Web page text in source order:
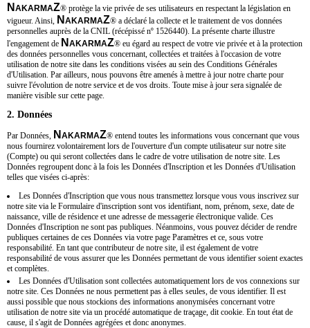
N AKARMAZ® protège la vie privée de ses utilisateurs en respectant la législation en
vigueur. Ainsi,
N AKARMAZ® a déclaré la collecte et le traitement de vos données
personnelles auprès de la CNIL (récépissé nº 1526440). La présente charte illustre
l'engagement de N AKARMAZ® eu égard au respect de votre vie privée et à la protection
des données personnelles vous concernant, collectées et traitées à l'occasion de votre
utilisation de notre site dans les conditions visées au sein des Conditions Générales
d'Utilisation. Par ailleurs, nous pouvons être amenés à mettre à jour notre charte pour
suivre l'évolution de notre service et de vos droits. Toute mise à jour sera signalée de
manière visible sur cette page.
2. Données
Par Données, N AKARMAZ® entend toutes les informations vous concernant que vous
nous fournirez volontairement lors de l'ouverture d'un compte utilisateur sur notre site
(Compte) ou qui seront collectées dans le cadre de votre utilisation de notre site. Les
Données regroupent donc à la fois les Données d'Inscription et les Données d'Utilisation
telles que visées ci-après:
Les Données d'Inscription que vous nous transmettez lorsque vous vous inscrivez sur
notre site via le Formulaire d'inscription sont vos identifiant, nom, prénom, sexe, date de
naissance, ville de résidence et une adresse de messagerie électronique valide. Ces
Données d'Inscription ne sont pas publiques. Néanmoins, vous pouvez décider de rendre
publiques certaines de ces Données via votre page Paramètres et ce, sous votre
responsabilité. En tant que contributeur de notre site, il est également de votre
responsabilité de vous assurer que les Données permettant de vous identifier soient exactes
et complètes.
Les Données d'Utilisation sont collectées automatiquement lors de vos connexions sur
notre site. Ces Données ne nous permettent pas à elles seules, de vous identifier. Il est
aussi possible que nous stockions des informations anonymisées concernant votre
utilisation de notre site via un procédé automatique de traçage, dit cookie. En tout état de
cause, il s'agit de Données agrégées et donc anonymes.